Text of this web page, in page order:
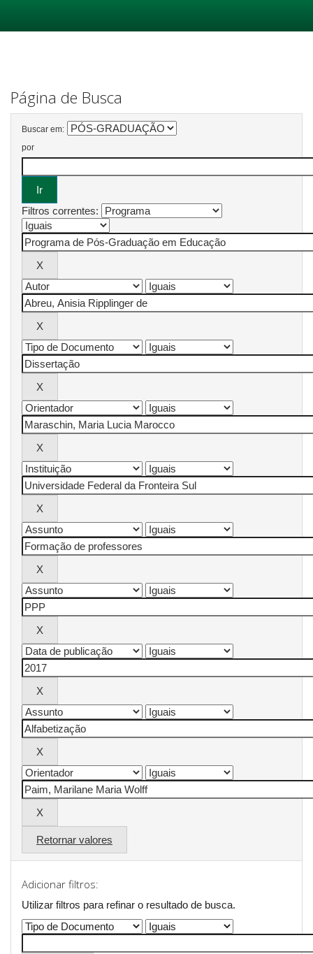
Página de Busca
Buscar em:
por
Filtros correntes:
Retornar valores
Adicionar filtros:
Utilizar filtros para refinar o resultado de busca.